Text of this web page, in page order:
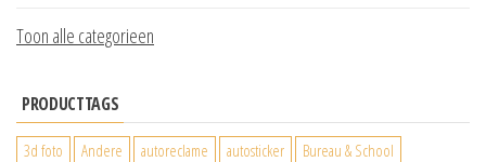
Toon alle categorieen
PRODUCTTAGS
3d foto Andere autoreclame autosticker
Bureau & School